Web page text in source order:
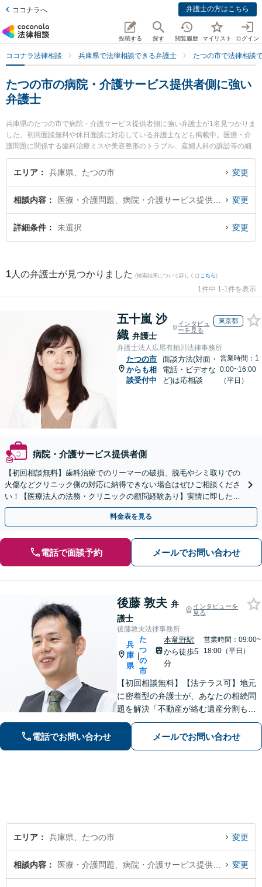
ココナラへ 弁護士の方はこちら
投稿する 探す 閲覧履歴 マイリスト ログイン
ココナラ法律相談 兵庫県で法律相談できる弁護士 たつの市で法律相談
たつの市の病院・介護サービス提供者側に強い
弁護士
兵庫県のたつの市で病院・介護サービス提供者側に強い弁護士が1名見つかりま
した。初回面談無料や休日面談に対応している弁護士なども掲載中。医療・介
護問題に関係する歯科治療ミスや美容整形のトラブル、産婦人科の訴訟等の細
かな分野での絞り込み検索もでき便利です。特に後藤敦夫法律事務所の後藤 敦
夫弁護士のプロフィール情報や弁護士費用、強みなどが注目されています。
の実績豊富な近くの弁護士を検索したい』『初回相談無料で病院・介護サービ
ス提供者側を法律相談できるたつの市内の弁護士に相談予約したい』などでお
困りの相談者さんにおすすめです。
エリア 兵庫県、たつの市 変更
相談内容 変更
詳細条件 未選択 変更
1 人の弁護士が見つかりました (検索結果について詳しくは こちら)
1件中 1-1件を表示
五十嵐 沙
織 弁護士
インタビュ
ーを見る
東京都
弁護士法人広尾有栖川法律事務所
たつの市
からも相
談受付中
面談方法(対面・
電話・ビデオな
ど)は応相談
営業時間：1
0:00~16:00
（平日）
病院・介護サービス提供者側
【初回相談無料】歯科治療でのリーマーの破損、脱毛やシミ取りでの
火傷などクリニック側の対応に納得できない場合はぜひご相談くださ
い！【医療法人の法務・クリニックの顧問経験あり】実情に即したア
ドバイスで、納得のできるトラブルの解決を目指します。
料金表を見る
電話で面談予約 メールでお問い合わせ
後藤 敦夫 弁
護士
インタビューを
見る
後藤敦夫法律事務所
兵
庫
県
|
た
つ
の
市
本竜野駅
から徒歩5
分
営業時間：09:00~
18:00（平日）
【初回相談無料】【法テラス可】地元
に密着型の弁護士が、あなたの相続問
題を解決「不動産が絡む遺産分割も的
確に対応」借金問題に精通した弁護士
が、オーダーメイドの解決策をご提案
「他の事務所で対応できなかった自己
電話でお問い合わせ メールでお問い合わせ
エリア 兵庫県、たつの市 変更
相談内容 変更